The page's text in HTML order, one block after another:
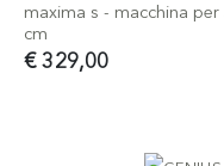
maxima s - macchina
cm
€ 329,00